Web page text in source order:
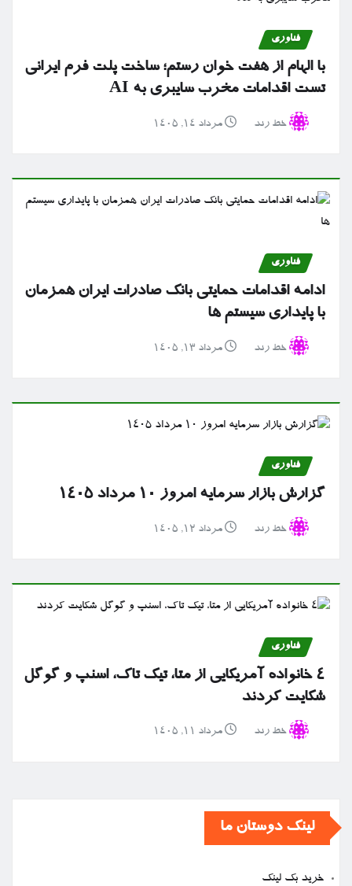
فناوری
با الهام از هفت خوان رستم؛ ساخت پلت فرم ایرانی
تست اقدامات مخرب سایبری به AI
خط رند مرداد ۱۴, ۱۴۰۵
فناوری
ادامه اقدامات حمایتی بانک صادرات ایران همزمان
با پایداری سیستم ها
خط رند مرداد ۱۳, ۱۴۰۵
فناوری
گزارش بازار سرمایه امروز ۱۰ مرداد ۱۴۰۵
خط رند مرداد ۱۲, ۱۴۰۵
فناوری
۴ خانواده آمریکایی از متا، تیک تاک، اسنپ و گوگل
شکایت کردند
خط رند مرداد ۱۱, ۱۴۰۵
لینک دوستان ما
خرید بک لینک